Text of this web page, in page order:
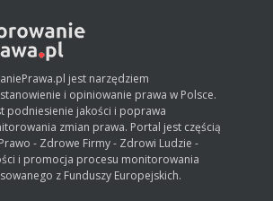
jest narzędziem
i opiniowanie prawa w Polsce.
podniesienie jakości i poprawa
zmian prawa. Portal jest częścią
- Zdrowe Firmy - Zdrowi Ludzie -
i promocja procesu monitorowania
z Funduszy Europejskich.